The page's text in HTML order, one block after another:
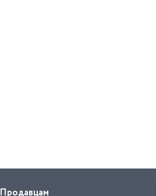
Продавцам